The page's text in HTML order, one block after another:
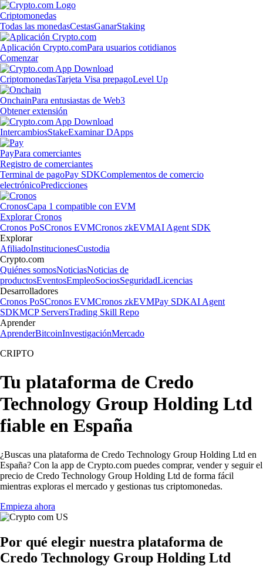
Criptomonedas
Todas las monedasCestasGanarStaking
Aplicación Crypto.comPara usuarios cotidianos
Comenzar
CriptomonedasTarjeta Visa prepagoLevel Up
OnchainPara entusiastas de Web3
Obtener extensión
IntercambiosStakeExaminar DApps
PayPara comerciantes
Registro de comerciantes
Terminal de pagoPay SDKComplementos de comercio
electrónicoPredicciones
CronosCapa 1 compatible con EVM
Explorar Cronos
Cronos PoSCronos EVMCronos zkEVMAI Agent SDK
Explorar
AfiliadoInstitucionesCustodia
Crypto.com
Quiénes somosNoticiasNoticias de
productosEventosEmpleoSociosSeguridadLicencias
Desarrolladores
Cronos PoSCronos EVMCronos zkEVMPay SDKAI Agent
SDKMCP ServersTrading Skill Repo
Aprender
AprenderBitcoinInvestigaciónMercado
CRIPTO
Tu plataforma de Credo
Technology Group Holding Ltd
fiable en España
¿Buscas una plataforma de Credo Technology Group Holding Ltd en
España? Con la app de Crypto.com puedes comprar, vender y seguir el
precio de Credo Technology Group Holding Ltd de forma fácil
mientras exploras el mercado y gestionas tus criptomonedas.
Empieza ahora
Por qué elegir nuestra plataforma de
Credo Technology Group Holding Ltd